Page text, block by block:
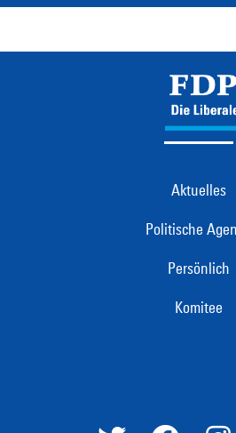
Aktuelles
Politische
Persönlich
Komitee